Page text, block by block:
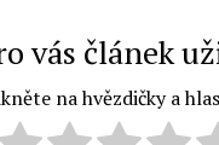
vás článek
na hvězdičky a